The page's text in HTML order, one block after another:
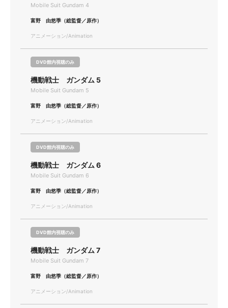
Mobile Suit Gundam 4
富野 由悠季（総監督／原作）
アニメーション/Animation
DVD館内視聴のみ
機動戦士 ガンダム 5
Mobile Suit Gundam 5
富野 由悠季（総監督／原作）
アニメーション/Animation
DVD館内視聴のみ
機動戦士 ガンダム 6
Mobile Suit Gundam 6
富野 由悠季（総監督／原作）
アニメーション/Animation
DVD館内視聴のみ
機動戦士 ガンダム 7
Mobile Suit Gundam 7
富野 由悠季（総監督／原作）
アニメーション/Animation